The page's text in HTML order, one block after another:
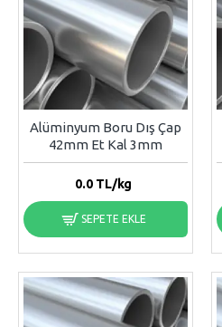
Alüminyum Boru Dış Çap
42mm Et Kal 3mm
0.0TL/kg
SEPETE EKLE